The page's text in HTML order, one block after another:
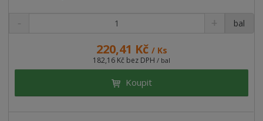
220,41 Kč / Ks
182,16 Kč bez DPH / bal
bal
Koupit